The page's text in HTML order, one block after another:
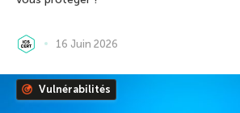
16 Juin 2026
Vulnérabilités